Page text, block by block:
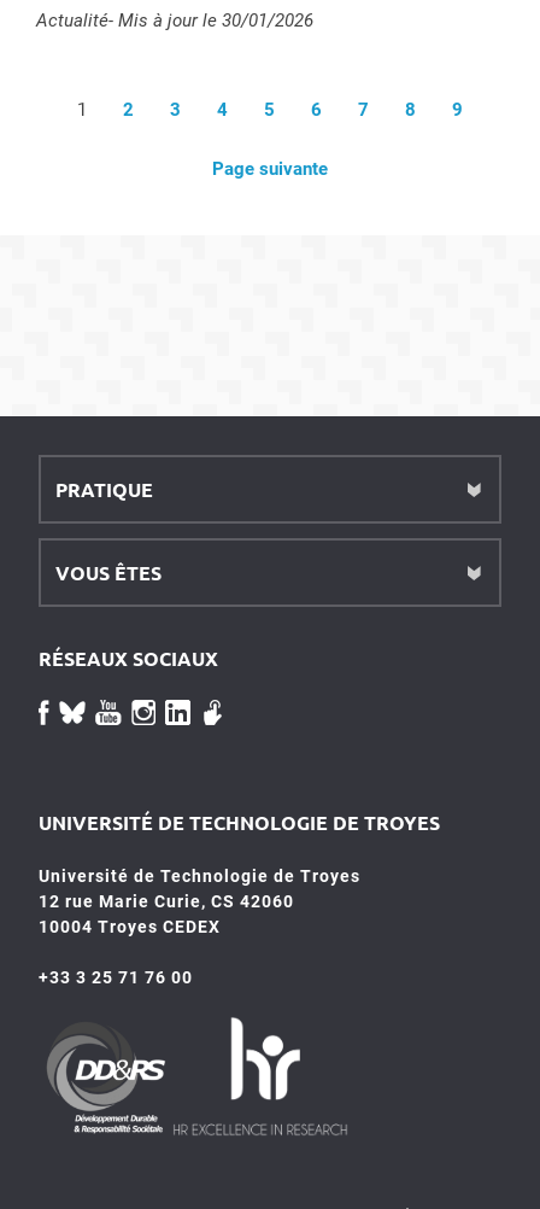
Type :
Actualité- Mis à jour le 30/01/2026
1 2 3 4 5 6 7 8 9
Page suivante
PRATIQUE
VOUS ÊTES
RÉSEAUX SOCIAUX
UNIVERSITÉ DE TECHNOLOGIE DE TROYES
Université de Technologie de Troyes
12 rue Marie Curie, CS 42060
10004 Troyes CEDEX
+33 3 25 71 76 00